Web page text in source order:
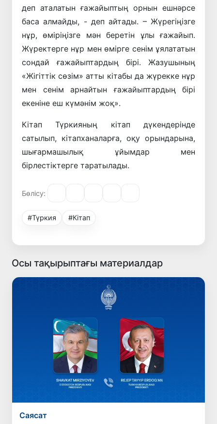
деп аталатын ғажайыптың орнын ешнәрсе
баса алмайды, - деп айтады. – Жүрегіңізге
нұр, өміріңізге мән беретін ұлы ғажайып.
Жүректерге нұр мен өмірге сенім ұялататын
сондай ғажайыптардың бірі. Жазушының
«Жігіттік сөзім» атты кітабы да жүрекке нұр
мен сенім арнайтын ғажайыптардың бірі
екеніне еш күмәнім жоқ».
Кітап Түркияның кітап дүкендерінде
сатылып, кітапханаларға, оқу орындарына,
шығармашылық ұйымдар мен
бірлестіктерге таратылады.
Бөлісу:
#Түркия #Кітап
Осы тақырыптағы материалдар
Саясат